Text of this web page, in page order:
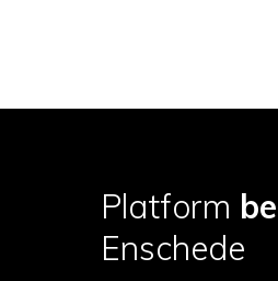
Platform
Enschede